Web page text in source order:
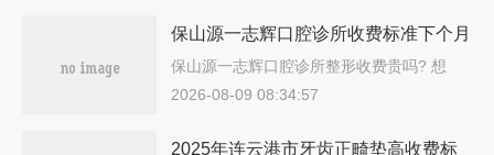
保山源一志辉口腔诊所收费标准下个月
公布附氧化锆基台一体冠案例
保山源一志辉口腔诊所整形收费贵吗? 想
氧…
2026-08-09 08:34:57
2025年连云港市牙齿正畸垫高收费标